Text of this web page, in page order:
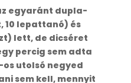
egyaránt dupla-
10 lepattanó) és
lett, de dicséret
percig sem adta
os utolsó negyed
sem kell, mennyit